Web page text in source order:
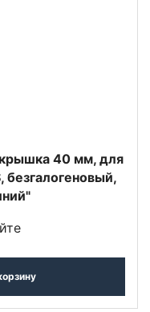
крышка 40 мм, для